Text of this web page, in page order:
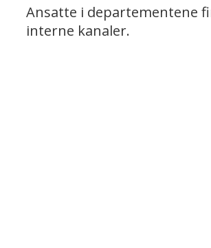
Ansatte i departementene
interne kanaler.